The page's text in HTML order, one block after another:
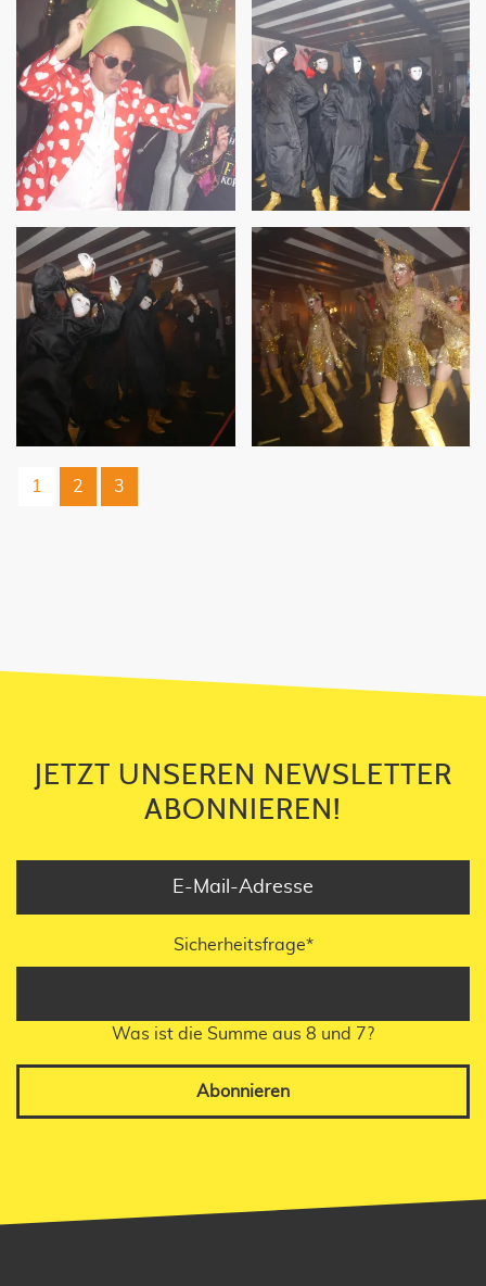
1 2 3
JETZT UNSEREN NEWSLETTER
ABONNIEREN!
Sicherheitsfrage*
Was ist die Summe aus 8 und 7?
Abonnieren